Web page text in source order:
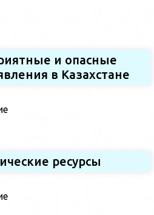
и опасные
в Казахстане
ресурсы